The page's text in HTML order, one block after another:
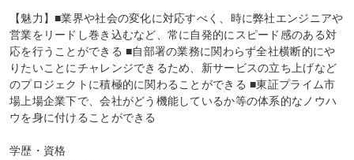
【魅力】■業界や社会の変化に対応すべく、時に弊社エンジニアや
営業をリードし巻き込むなど、常に自発的にスピード感のある対
応を行うことができる ■自部署の業務に関わらず全社横断的にや
りたいことにチャレンジできるため、新サービスの立ち上げなど
のプロジェクトに積極的に関わることができる ■東証プライム市
場上場企業下で、会社がどう機能しているか等の体系的なノウハ
ウを身に付けることができる
学歴・資格